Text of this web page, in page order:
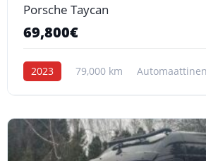
Porsche Taycan
69,800€
2023 79,000 km Automaattinen